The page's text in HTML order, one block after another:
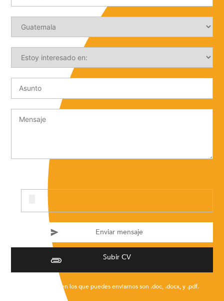
Subir CV
* Los formatos en los que puedes enviarnos son .doc, .docx, y .pdf.